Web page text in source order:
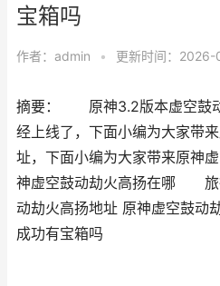
宝箱吗
作者： admin • 更新时间：
摘要： 原神3.2版本虚空鼓
经上线了，下面小编为大家带
址，下面小编为大家带来原神
神虚空鼓动劫火高扬在哪 旅
动劫火高扬地址 原神虚空鼓动
成功有宝箱吗